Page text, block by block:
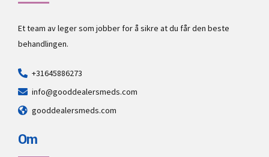
Et team av leger som jobber for å sikre at du får den beste
behandlingen.
+31645886273
info@gooddealersmeds.com
gooddealersmeds.com
Om